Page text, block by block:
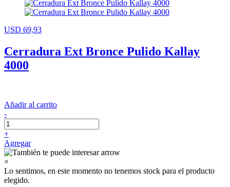
USD 69,93
Cerradura Ext Bronce Pulido Kallay
4000
Añadir al carrito
-
+
Agregar
×
Lo sentimos, en este momento no tenemos stock para el producto
elegido.